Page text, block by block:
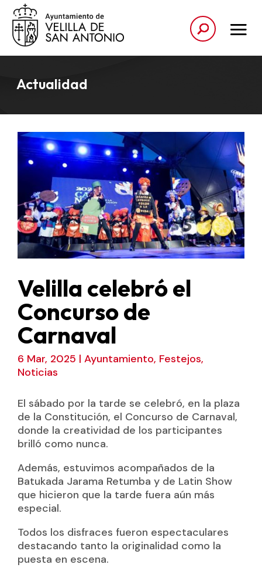
Actualidad
Velilla celebró el
Concurso de
Carnaval
6 Mar, 2025 | Ayuntamiento, Festejos,
Noticias
El sábado por la tarde se celebró, en la plaza
de la Constitución, el Concurso de Carnaval,
donde la creatividad de los participantes
brilló como nunca.
Además, estuvimos acompañados de la
Batukada Jarama Retumba y de Latin Show
que hicieron que la tarde fuera aún más
especial.
Todos los disfraces fueron espectaculares
destacando tanto la originalidad como la
puesta en escena.